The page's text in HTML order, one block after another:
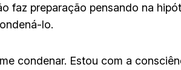
faz preparação pensando na
lo.
condenar. Estou com a